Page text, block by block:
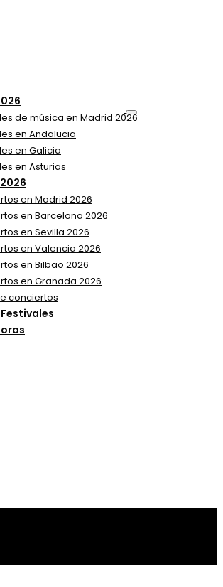
de música en Madrid 2026
en Andalucia
en Galicia
en Asturias
en Madrid 2026
en Barcelona 2026
en Sevilla 2026
en Valencia 2026
en Bilbao 2026
en Granada 2026
conciertos